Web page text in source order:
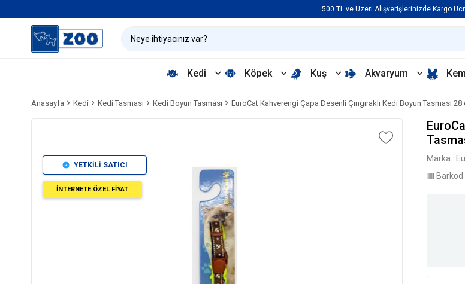
500 TL ve Üzeri Alışverişlerinizde Kargo
Kedi Köpek Kuş Akvaryum
Anasayfa Kedi Kedi Tasması Kedi Boyun Tasması EuroCat Kahverengi Çapa Desenli Çıngıraklı Kedi Boyun Tasması 28
YETKİLİ SATICI
İNTERNETE ÖZEL FİYAT
Marka :
Barkod